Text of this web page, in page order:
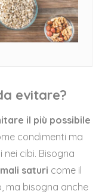
evitare?
il più possibile
condimenti ma
cibi. Bisogna
saturi come il
ma bisogna anche